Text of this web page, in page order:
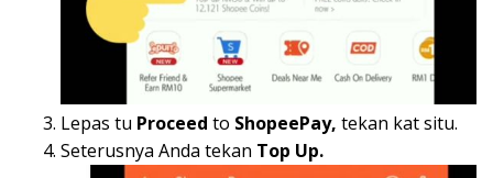
Lepas tu Proceed to ShopeePay, tekan kat situ.
Seterusnya Anda tekan Top Up.